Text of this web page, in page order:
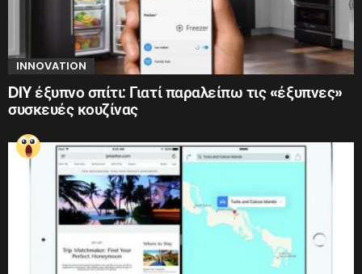
INNOVATION
DIY έξυπνο σπίτι: Γιατί παραλείπω τις «έξυπνες»
συσκευές κουζίνας